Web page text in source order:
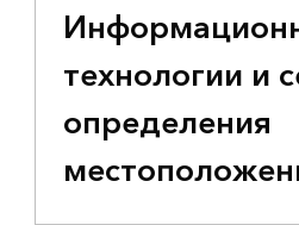
технологии и
определения